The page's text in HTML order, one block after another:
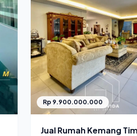
Rp 9.900.000.000
Jual Rumah Kemang